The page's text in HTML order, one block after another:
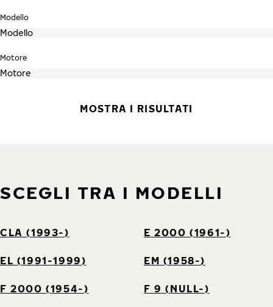
Modello
Motore
MOSTRA I RISULTATI
SCEGLI TRA I MODELLI
CLA (1993-) E 2000 (1961-)
EL (1991-1999) EM (1958-)
F 2000 (1954-) F 9 (NULL-)